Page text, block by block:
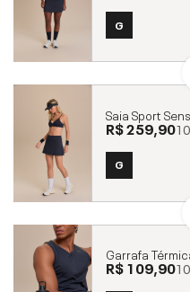
G
Saia Sport
R$ 259,90
G
Garrafa
R$ 109,90